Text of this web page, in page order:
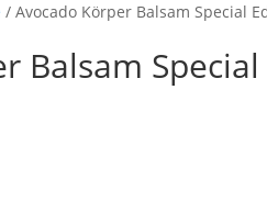
/ Avocado Körper Balsam Special
Balsam